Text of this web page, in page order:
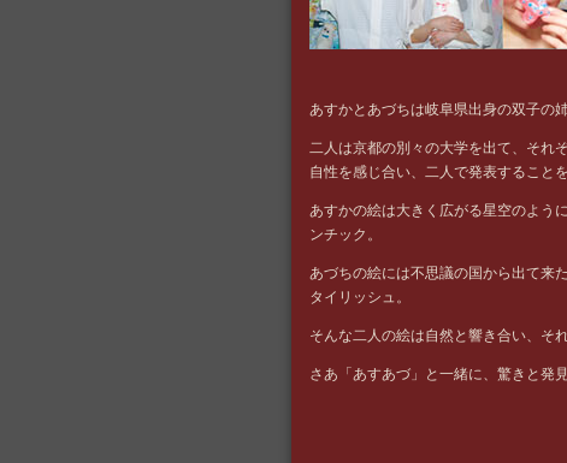
あすかとあづちは岐阜県出身の双子の姉
二人は京都の別々の大学を出て、それ
自性を感じ合い、二人で発表すること
あすかの絵は大きく広がる星空のよう
ンチック。
あづちの絵には不思議の国から出て来
タイリッシュ。
そんな二人の絵は自然と響き合い、そ
さあ「あすあづ」と一緒に、驚きと発